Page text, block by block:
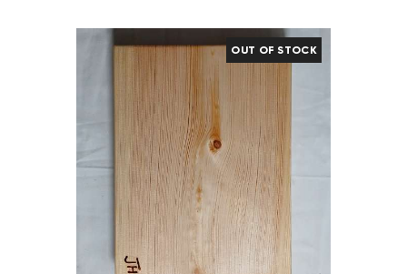
OUT OF STOCK